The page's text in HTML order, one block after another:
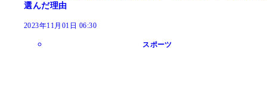
選んだ理由
2023年11月01日 06:30
スポーツ